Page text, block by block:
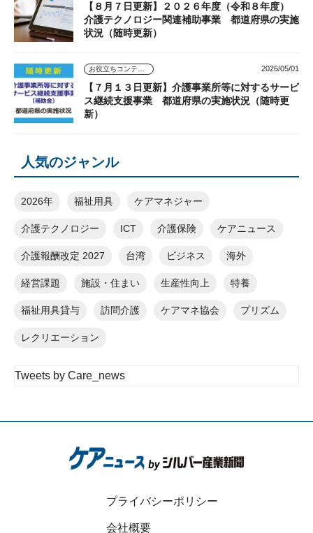
【８月７日更新】２０２６年度（令和８年度）
介護テクノロジー関連補助事業 都道府県の実施
状況（随時更新）
お役立ちコンテンツ 2026/05/01
【７月１３日更新】介護事業所等に対するサービ
ス継続支援事業 都道府県の実施状況（随時更
新）
人気のジャンル
2026年 福祉用具 ケアマネジャー
介護テクノロジー ICT 介護保険 ケアニュース
介護報酬改定 2027 台湾 ビジネス 海外
経営課題 施設・住まい 生産性向上 特養
福祉用具貸与 訪問介護 ケアマネ協会 プリズム
レクリエーション
Tweets by Care_news
プライバシーポリシー
会社概要